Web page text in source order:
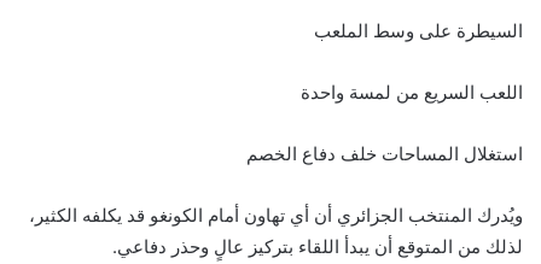
السيطرة على وسط الملعب
اللعب السريع من لمسة واحدة
استغلال المساحات خلف دفاع الخصم
ويُدرك المنتخب الجزائري أن أي تهاون أمام الكونغو قد يكلفه الكثير،
لذلك من المتوقع أن يبدأ اللقاء بتركيز عالٍ وحذر دفاعي.